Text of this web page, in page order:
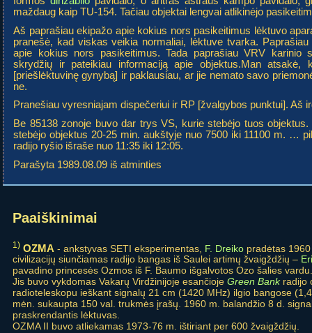
maždaug kaip TU-154. Tačiau objektai lengvai atlikinėjo
Aš paprašiau ekipažo apie kokius nors pasikeitimus lėktuvo
pranešė, kad viskas veikia normaliai, lėktuve tvarka.
apie kokius nors pasikeitimus. Tada paprašiau VRV karinio
skrydžių ir pateikiau informaciją apie objektus.Man
[priešlėktuvinę gynybą] ir paklausiau, ar jie nemato savo
ne.
Pranešiau vyresniajam dispečeriui ir RP [žvalgybos punktui]. Aš
Be 85138 zonoje buvo dar trys VS, kurie stebėjo tuos
stebėjo objektus 20-25 min. aukštyje nuo 7500 iki 11100 m. …
radijo ryšio išraše nuo 11:35 iki 12:05.
Parašyta 1989.08.09 iš atminties
Paaiškinimai
1) OZMA - ankstyvas SETI eksperimentas, F. Dreiko pradėtas
civilizacijų siunčiamas radijo bangas iš Saulei artimų žvaigždžių –
pavadino princesės Ozmos iš F. Baumo išgalvotos Ozo šalies vardu.
Jis buvo vykdomas Vakarų Virdžinijoje esančioje Green Bankradijo
radioteleskopu ieškant signalų 21 cm (1420 MHz) ilgio bangose
mėn. sukaupta 150 val. trukmės įrašų. 1960 m. balandžio 8 d.
praskrendantis lėktuvas.
OZMA II buvo atliekamas 1973-76 m. ištiriant per 600 žvaigždžių.